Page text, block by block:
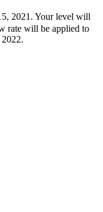
2021. Your level will
rate will be applied to